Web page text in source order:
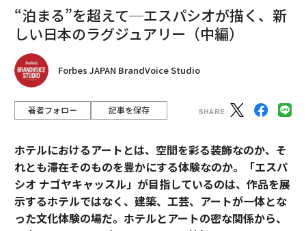
“泊まる”を超えて─エスパシオが描く、新
しい日本のラグジュアリー（中編）
Forbes JAPAN BrandVoice Studio
著者フォロー 記事を保存
ホテルにおけるアートとは、空間を彩る装飾なのか、そ
れとも滞在そのものを豊かにする体験なのか。「エスパ
シオ ナゴヤキャッスル」が目指しているのは、作品を展
示するホテルではなく、建築、工芸、アートが一体とな
った文化体験の場だ。ホテルとアートの密な関係から、